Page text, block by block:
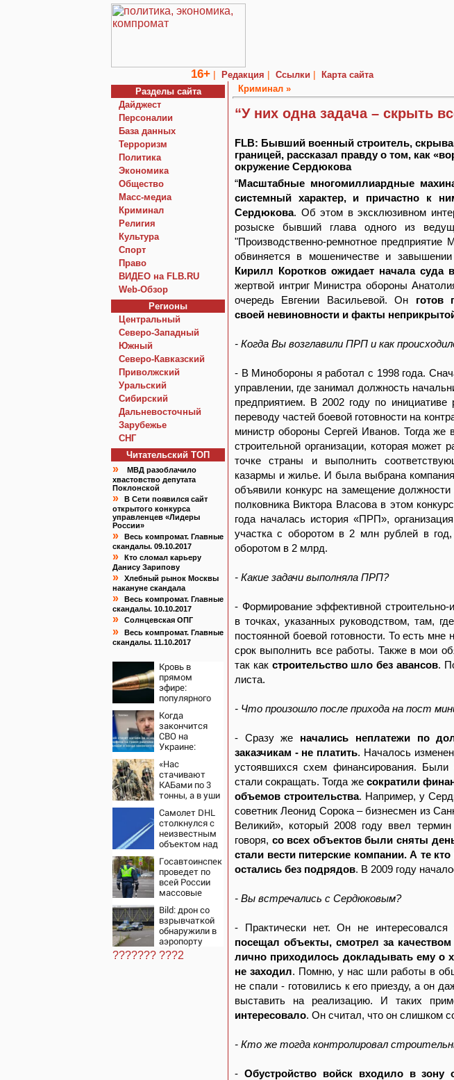
16+ | Редакция | Ссылки |
Карта сайта
Разделы сайта
Дайджест
Персоналии
База данных
Терроризм
Политика
Экономика
Общество
Macc-медиа
Криминал
Религия
Культура
Спорт
Право
ВИДЕО на FLB.RU
Web-Обзор
Регионы
Центральный
Северо-Западный
Южный
Северо-Кавказский
Приволжский
Уральский
Сибирский
Дальневосточный
Зарубежье
СНГ
Читательский TOП
»
МВД разоблачило
хвастовство депутата
Поклонской
»
В Сети появился сайт
открытого конкурса
управленцев «Лидеры
России»
»
Весь компромат. Главные
скандалы. 09.10.2017
»
Кто сломал карьеру
Данису Зарипову
»
Хлебный рынок Москвы
накануне скандала
»
Весь компромат. Главные
скандалы. 10.10.2017
» Солнцевская ОПГ
»
Весь компромат. Главные
скандалы. 11.10.2017
Кровь в
прямом
эфире:
популярного
застрелили у
ресторана
Когда
закончится
СВО на
Украине:
эксперта на
2026 год,
последние
новости о
боевых
действиях
«Нас
стачивают
КАБами по 3
тонны, а в уши
русских «нет
резервов»
Самолет DHL
столкнулся с
неизвестным
объектом над
Новости на
Вести.ru
Госавтоинспекция
проведет по
всей России
массовые
августа
Bild: дрон со
взрывчаткой
обнаружили в
аэропорту
Лейпцига
??????? ???2
Криминал »
“У них одна задача – скрыть
FLB: Бывший военный строитель,
границей, рассказал правду о том, как
окружение Сердюкова
“Масштабные многомиллиардные
системный характер, и причастно к
Сердюкова. Об этом в эксклюзивном
розыске бывший глава одного из
"Производственно-ремнотное
обвиняется в мошеничестве и
Кирилл Коротков ожидает начала суда
жертвой интриг Министра обороны
очередь Евгении Васильевой. Он готов
своей невиновности и факты
- Когда Вы возглавили ПРП и как
- В Минобороны я работал с 1998 года.
управлении, где занимал должность
предприятием. В 2002 году по инициативе
переводу частей боевой готовности на
министр обороны Сергей Иванов. Тогда же
строительной организации, которая
точке страны и выполнить
казармы и жилье. И была выбрана
объявили конкурс на замещение
полковника Виктора Власова в этом
года началась история «ПРП»,
участка с оборотом в 2 млн рублей в год,
оборотом в 2 млрд.
- Какие задачи выполняла ПРП?
- Формирование эффективной
в точках, указанных руководством, там,
постоянной боевой готовности. То есть
срок выполнить все работы. Также в мои
так как строительство шло без авансов.
листа.
- Что произошло после прихода на пост
- Cразу же начались неплатежи по
заказчикам - не платить. Началось
устоявшихся схем финансирования. Были
стали сокращать. Тогда же сократили
объемов строительства. Например, у
советник Леонид Сорока – бизнесмен из
Великий», который 2008 году ввел
говоря, со всех объектов были сняты
стали вести питерские компании. А те
остались без подрядов. В 2009 году
- Вы встречались с Сердюковым?
- Практически нет. Он не интересовался
посещал объекты, смотрел за
лично приходилось докладывать ему о
не заходил. Помню, у нас шли работы в
не спали - готовились к его приезду, а он
выставить на реализацию. И таких
интересовало. Он считал, что он слишком
- Кто же тогда контролировал
- Обустройство войск входило в зону